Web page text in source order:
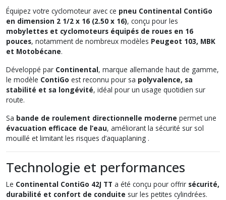
Équipez votre cyclomoteur avec ce pneu Continental ContiGo
en dimension 2 1/2 x 16 (2.50 x 16), conçu pour les
mobylettes et cyclomoteurs équipés de roues en 16
pouces, notamment de nombreux modèles Peugeot 103, MBK
et Motobécane.
Développé par Continental, marque allemande haut de gamme,
le modèle ContiGo est reconnu pour sa polyvalence, sa
stabilité et sa longévité, idéal pour un usage quotidien sur
route.
Sa bande de roulement directionnelle moderne permet une
évacuation efficace de l’eau, améliorant la sécurité sur sol
mouillé et limitant les risques d’aquaplaning .
Technologie et performances
Le Continental ContiGo 42J TT a été conçu pour offrir sécurité,
durabilité et confort de conduite sur les petites cylindrées.